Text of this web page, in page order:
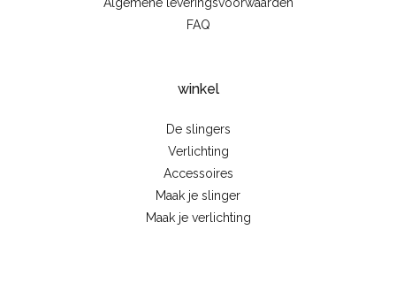
FAQ
winkel
De slingers
Verlichting
Accessoires
Maak je slinger
Maak je verlichting